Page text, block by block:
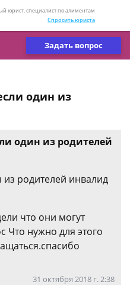
юрист, специалист по алиментам
Спросить юриста
Задать вопрос
один из
один из родителей
из родителей инвалид
что они могут
Что нужно для этого
31 октября 2018 г. 2:38